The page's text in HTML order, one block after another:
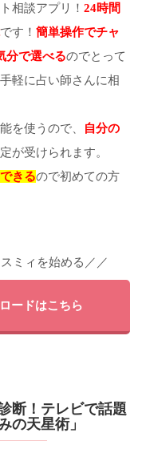
相談アプリ！ 24時間
です！ 簡単操作でチャ
分で選べるのでとって
軽に占い師さんに相
を使うので、
自分の
が受けられます。
きるので初めての方
ミィを始める／／
ードはこちら
断！テレビで話題
の天星術」